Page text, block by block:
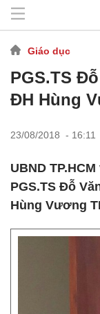
Giáo dục
PGS.TS
ĐH Hùng
23/08/2018 - 16:11
UBND
PGS.TS Đỗ
Hùng Vương